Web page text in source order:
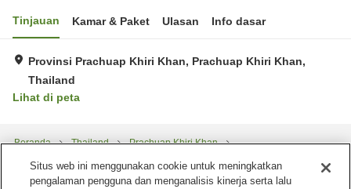
Tinjauan Kamar & Paket Ulasan Info dasar
Provinsi Prachuap Khiri Khan, Prachuap Khiri Khan,
Thailand
Lihat di peta
Beranda Thailand
Prachuap Khiri Khan
Situs web ini menggunakan cookie untuk meningkatkan
pengalaman pengguna dan menganalisis kinerja serta lalu